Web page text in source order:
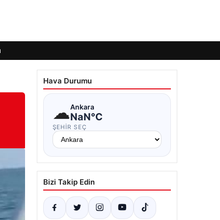
Hava Durumu
☁Ankara
NaN°C
ŞEHIR SEÇ
Bizi Takip Edin